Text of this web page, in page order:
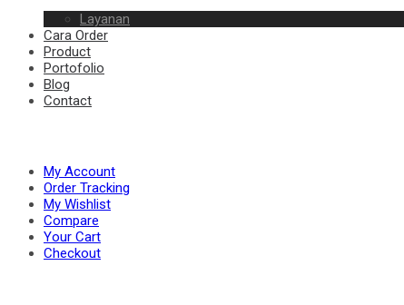
–
BAG
KERTAS
PAPER
Layanan
Cara Order
Product
Portofolio
Blog
Contact
My Account
Order Tracking
My Wishlist
Compare
Your Cart
Checkout